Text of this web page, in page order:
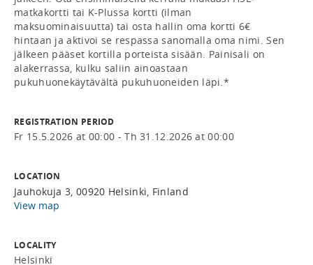
matkakortti tai K-Plussa kortti (ilman
maksuominaisuutta) tai osta hallin oma kortti 6€
hintaan ja aktivoi se respassa sanomalla oma nimi. Sen
jälkeen pääset kortilla porteista sisään. Painisali on
alakerrassa, kulku saliin ainoastaan
pukuhuonekäytävältä pukuhuoneiden läpi.*
REGISTRATION PERIOD
Fr 15.5.2026 at 00:00 - Th 31.12.2026 at 00:00
LOCATION
Jauhokuja 3, 00920 Helsinki, Finland
View map
LOCALITY
Helsinki